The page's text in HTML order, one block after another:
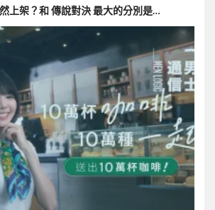
上架？和 傳說對決 最大的分別是…